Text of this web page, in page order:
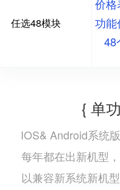
任选48模块
价格
功能
48
{ 单
IOS& Android系统
每年都在出新机型
以兼容新系统新机